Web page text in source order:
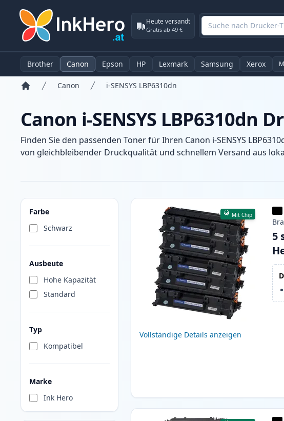
Heute versandt
Gratis ab 49 €
Brother Canon Epson HP Lexmark Samsung Xerox
Canon i-SENSYS LBP6310dn
Canon i-SENSYS LBP6310dn
Finden Sie den passenden Toner für Ihren Canon i-SENSYS
von gleichbleibender Druckqualität und schnellem Versand aus
Farbe
Schwarz
Ausbeute
Hohe Kapazität
Standard
Typ
Kompatibel
Marke
Ink Hero
Produkte
Mit Chip
Vollständige Details anzeigen
5